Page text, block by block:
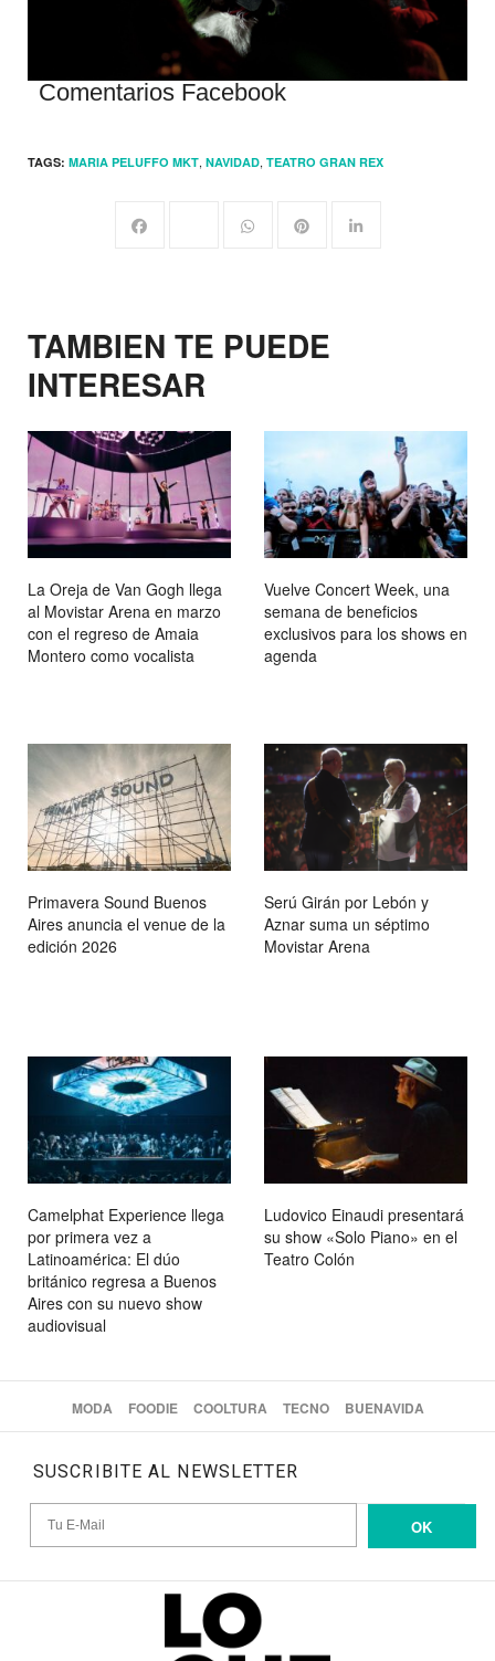
Comentarios Facebook
TAGS: MARIA PELUFFO MKT, NAVIDAD, TEATRO GRAN REX
TAMBIEN TE PUEDE
INTERESAR
La Oreja de Van Gogh llega
al Movistar Arena en marzo
con el regreso de Amaia
Montero como vocalista
Vuelve Concert Week, una
semana de beneficios
exclusivos para los shows en
agenda
Primavera Sound Buenos
Aires anuncia el venue de la
edición 2026
Serú Girán por Lebón y
Aznar suma un séptimo
Movistar Arena
Camelphat Experience llega
por primera vez a
Latinoamérica: El dúo
británico regresa a Buenos
Aires con su nuevo show
audiovisual
Ludovico Einaudi presentará
su show «Solo Piano» en el
Teatro Colón
MODA FOODIE COOLTURA TECNO BUENAVIDA
SUSCRIBITE AL NEWSLETTER
OK